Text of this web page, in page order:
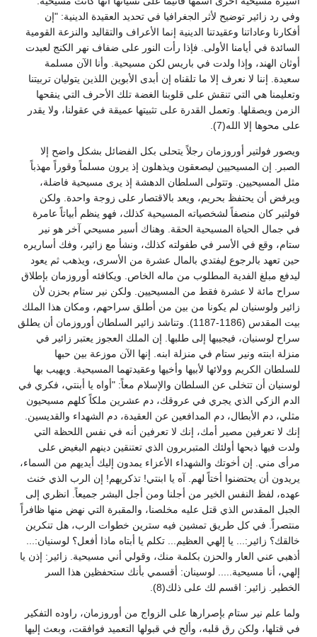
وفي رد زائير توضيح لأثر الجغرافيا في تحديد العقيدة الدينية: "إن
أفكارنا وعاداتنا وعقيدتنا الدينية إنما الأعراف والتقاليد والنزعة القومية
السائدة في أيامنا الأولى. فإذا رأت النور على ضفاف نهر الكنج لعبدت
أوثان الهند، وإذا ولدت في باريس لكن مسيحية. وأنا الآن مسلمة
سعيدة. إننا لا نعرف إلا ما تلقناه إن أبدى الأبوين اللذين يتوليان تربيتنا
وتعليمنا هي التي تنقش على قلوبنا الغضة تلك الأحرف التي ينقحها
الزمن ويصقلها. وتعمل القدرة على تثبيتها عميقة في عقولنا، ولا يقدر
على محوها إلا الله(7).
ويصور فولتير أوروزمان رجلاً يتحلى بكل الفضائل بشكل واضح إلا
الصبر. إن المسيحيين ليصعقون ويذهلون إذ يرون مسلماً وقوراً مهذباً
مثل المسيحيين. وتتولى السلطان الدهشة إذ يرى مسيحية فاضلة،
ويرفض أن يحتفظ بحريم، ويعد بالاقتصار على زوجة واحدة. ولكن
فولتير كان منصفاً لشخصياته المسيحية كذلك، فهو ينظم أبياتاً عامرة
في جمال الحياة المسيحية الحقة. وهناك أسير مسيحي آخر هو نير
ستام، وقع في الأسر في طفولته كذلك، ونشأ مع زائير، وفك أساريره
حين تعهد بالرجوع ليفتدي بالمال عشرة من الأسرى، ويذهب ثم يعود
ليدفع مبلغ الفدية المطلوب من ماله الخاص. ويكافئه أوروزمان بإطلاق
سراح مائة لا عشرة فقط من المسيحيين. ولكن نير ستام بحزن لأن
زائير ولوسنيان لم يكونا من بين من أطلق سراحهم، ومكان هذا الملك
بيت المقدس (1186-1187). وتناشد زائير السلطان أوروزمان أن يطلق
سراح لوسنيان، فيجيبها إلى طلبها. إن الملك العجوز يعتبر زائير في
منزلة ابنته ونير ستام في منزلة ابنه. إنها الآن موزعة بين حبها
للسلطان الكريم وولائها لأبيها وأخيها وعقيدتهما المسيحية. ويهيب بها
لوسنيان أن تتخلى عن السلطان والإسلام معاً: "أواه يا أبنتي، فكري في
الدم الزكي الذي يجري في عروقك، دم عشرين ملكاً كلهم مسيحيون
مثلي، دم الأبطال، دم المدافعين عن العقيدة، دم الشهداء والقديسين.
إنك لا تعرفين مصير أمك، إنك لا تعرفين أنه في نفس اللحظة التي
ولدت فيها ذبحها أولئك المتبربرون الذي تعتنقين دينهم البغيض على
مرأى مني. إن أخوتك والشهداء الأعزاء يمدون إليك أيديهم من السماء،
يريدون أن يحتضنوا أختاً لهم. آه يا ابنتي! تذكريهم! إن الرب الذي خنث
عهده، لفظ النفس الخير من أجلنا ومن أجل البشر جميعاً. انظري إلى
الجبل المقدس الذي قتل عليه مخلصنا، والمقبرة التي نهض منها ظافراً
منتصراً. في كل طريق تمشين فيه سترين خطوات الرب، هل تنكرين
خالقك؟ زائير:... يا إلهي العظيم... تكلم يا أبتاه ماذا أفعل؟ لوسنيان:...
أذهبي عني العار والحزن بكلمة منك، وقولي أني مسيحية. زائير: إذن يا
إلهي، أنا مسيحية..... لوسينان: أقسمي بأنك ستحفظين هذا السر
الخطير. زائير: اقسم لك على ذلك(8).
ولما علم نير ستام بإصرارها على الزواج من أوروزمان، راوده التفكير
في قتلها، ولكن رق قلبه، وألح في قبولها التعميد فوافقت، وبعث إليها